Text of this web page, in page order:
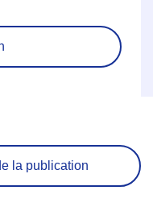
la publication